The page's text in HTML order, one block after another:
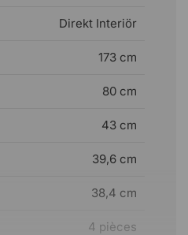
Direkt Interiör
173 cm
80 cm
43 cm
39,6 cm
38,4 cm
4 pièces